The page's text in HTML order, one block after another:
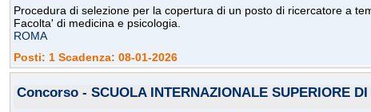
Procedura di selezione per la copertura di un posto di ricercatore a
Facolta' di medicina e psicologia.
ROMA
Posti: 1 Scadenza: 08-01-2026
Concorso - SCUOLA INTERNAZIONALE SUPERIORE